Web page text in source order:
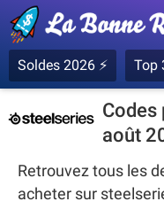
Soldes 2026 ⚡ Top
août
Retrouvez tous les
acheter sur